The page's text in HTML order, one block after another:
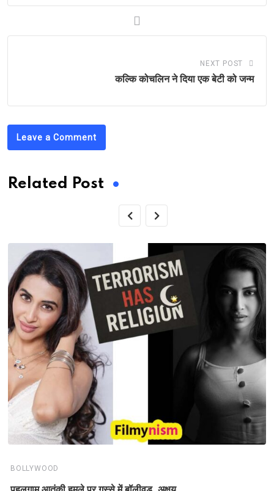
NEXT POST
कल्कि कोचलिन ने दिया एक बेटी को जन्म
Leave a Comment
Related Post
BOLLYWOOD